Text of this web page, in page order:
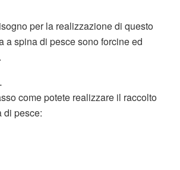
per la realizzazione di questo
a spina di pesce sono forcine ed
come potete realizzare il raccolto
di pesce: